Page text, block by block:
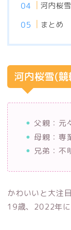
河内桜
まとめ
河内桜雪(
父親：元
母親：専
兄弟：不
かわいいと大注
19歳、2022年に